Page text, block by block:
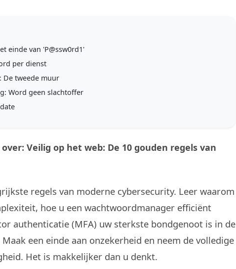
einde van 'P@ssw0rd1'
per dienst
De tweede muur
Word geen slachtoffer
Veilig op het web: De 10 gouden regels van
regels van moderne cybersecurity. Leer waarom
hoe u een wachtwoordmanager efficiënt
authenticatie (MFA) uw sterkste bondgenoot is in de
een einde aan onzekerheid en neem de volledige
Het is makkelijker dan u denkt.